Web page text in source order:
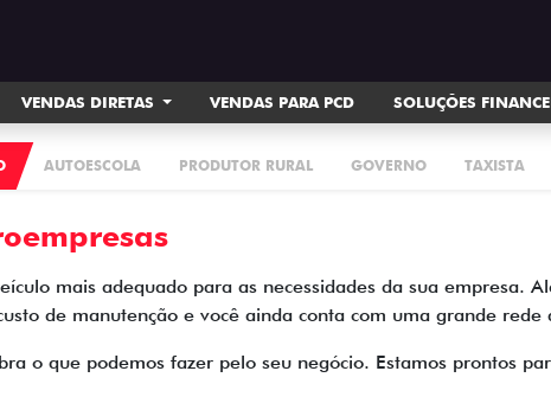
VENDAS DIRETAS VENDAS PARA PCD SOLUÇÕES
AUTOESCOLA PRODUTOR RURAL GOVERNO TAXISTA
mais adequado para as necessidades da sua empresa.
de manutenção e você ainda conta com uma grande
o que podemos fazer pelo seu negócio. Estamos prontos